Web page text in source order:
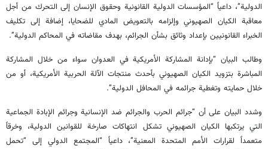
الدولية”، داعياً “المؤسسات الدولية القانونية وحقوق الإنسان إلى التحرك من أجل
معاقبة الكيان الصهيوني وإلزامه بالتعويض المادي للضحايا، إضافة إلى تكليف
الخبراء القانونيين بإعداد وثائق بشأن الجرائم، بهدف مقاضاته في المحاكم الدولية”.
وطالب البيان “بإدانة المشاركة الأمريكية في العدوان سواء من خلال المشاركة
المباشرة بتزويد الكيان الصهيوني بأحدث منتجات الآلة الحربية الأمريكية، أو من
خلال حمايته وتغطية جرائمه في المحافل الدولية”.
وشدد البيان على أن “جرائم الحرب والجرائم ضد الإنسانية وجرائم الإبادة الجماعية
التي يرتكبها الكيان الصهيوني تشكل انتهاكات صارخة للقوانين الدولية، وخرقاً
متعمداً لقرارات الأمم المتحدة المعنية”، داعياً “المجتمع الدولي إلى “تحمل